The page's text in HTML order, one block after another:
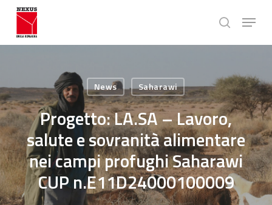
Skip
main
search
Menu
News Saharawi
Progetto: LA.SA – Lavoro,
salute e sovranità alimentare
nei campi profughi Saharawi
CUP n.E11D24000100009